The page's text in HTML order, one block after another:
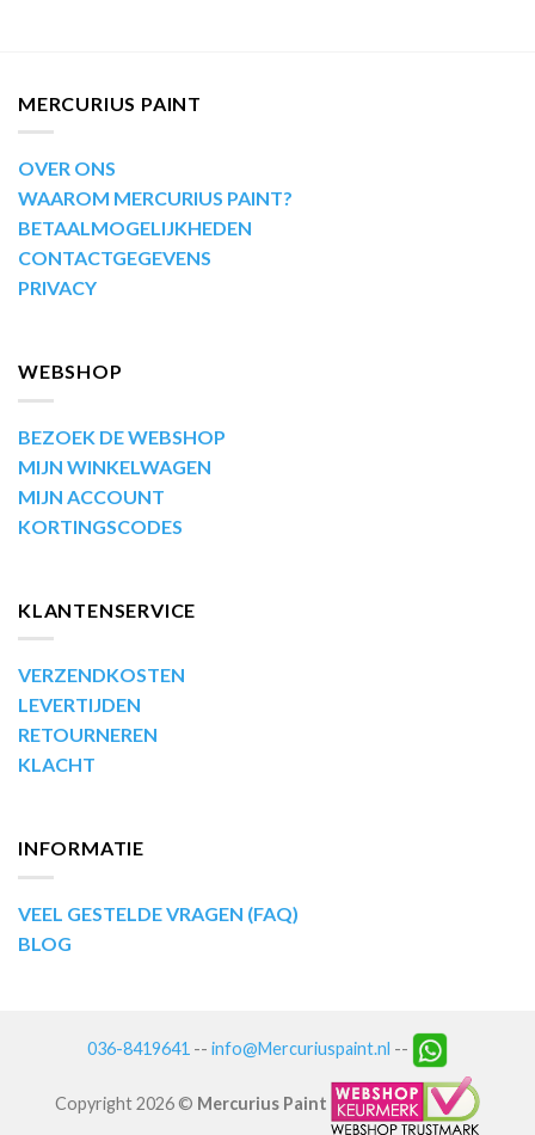
MERCURIUS PAINT
OVER ONS
WAAROM MERCURIUS PAINT?
BETAALMOGELIJKHEDEN
CONTACTGEGEVENS
PRIVACY
WEBSHOP
BEZOEK DE WEBSHOP
MIJN WINKELWAGEN
MIJN ACCOUNT
KORTINGSCODES
KLANTENSERVICE
VERZENDKOSTEN
LEVERTIJDEN
RETOURNEREN
KLACHT
INFORMATIE
VEEL GESTELDE VRAGEN (FAQ)
BLOG
036-8419641 -- info@Mercuriuspaint.nl --
Copyright 2026 © Mercurius Paint